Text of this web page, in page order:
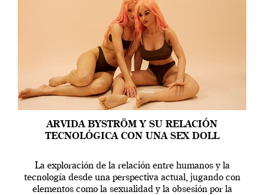
ARVIDA BYSTRÖM Y SU RELACIÓN
TECNOLÓGICA CON UNA SEX DOLL
La exploración de la relación entre humanos y la
tecnología desde una perspectiva actual, jugando con
elementos como la sexualidad y la obsesión por la